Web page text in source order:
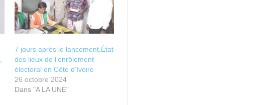
7 jours après le lancement,État
des lieux de l’enrôlement
électoral en Côte d’Ivoire
26 octobre 2024
Dans "A LA UNE"